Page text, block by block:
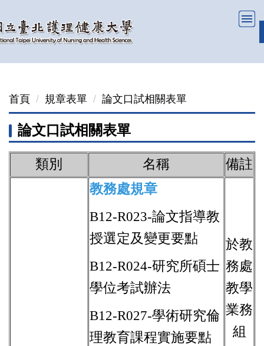
到
主
區
首頁 規章表單 論文口試相關表單
論文口試相關表單
類別 名稱 備註
教務處規章
B12-R023-論文指導教
授選定及變更要點
B12-R024-研究所碩士
學位考試辦法
B12-R027-學術研究倫
理教育課程實施要點
於教
務處
教學
業務
組